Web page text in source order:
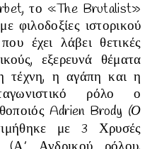
το «The Brutalist»
φιλοδοξίες ιστορικού
έχει λάβει θετικές
εξερευνά θέματα
τέχνη, η αγάπη και η
ρόλο ο
Adrien Brody (Ο
με 3 Χρυσές